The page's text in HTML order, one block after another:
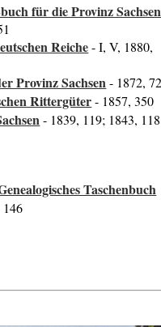
für die Provinz Sachsen
Reiche- I, V, 1880,
Provinz Sachsen- 1872,
Rittergüter- 1857, 350
- 1839, 119; 1843,
Taschenbuch
146